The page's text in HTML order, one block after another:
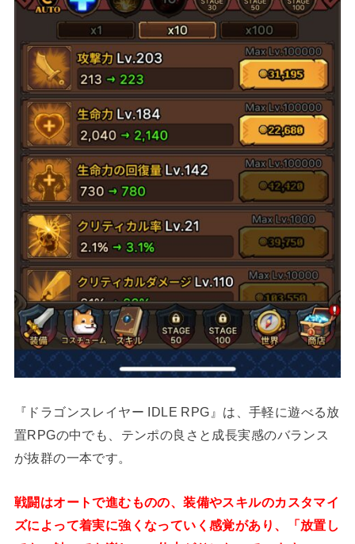
『ドラゴンスレイヤー IDLE RPG』は、手軽に遊べる放
置RPGの中でも、テンポの良さと成長実感のバランス
が抜群の一本です。
戦闘はオートで進むものの、装備やスキルのカスタマイ
ズによって着実に強くなっていく感覚があり、「放置し